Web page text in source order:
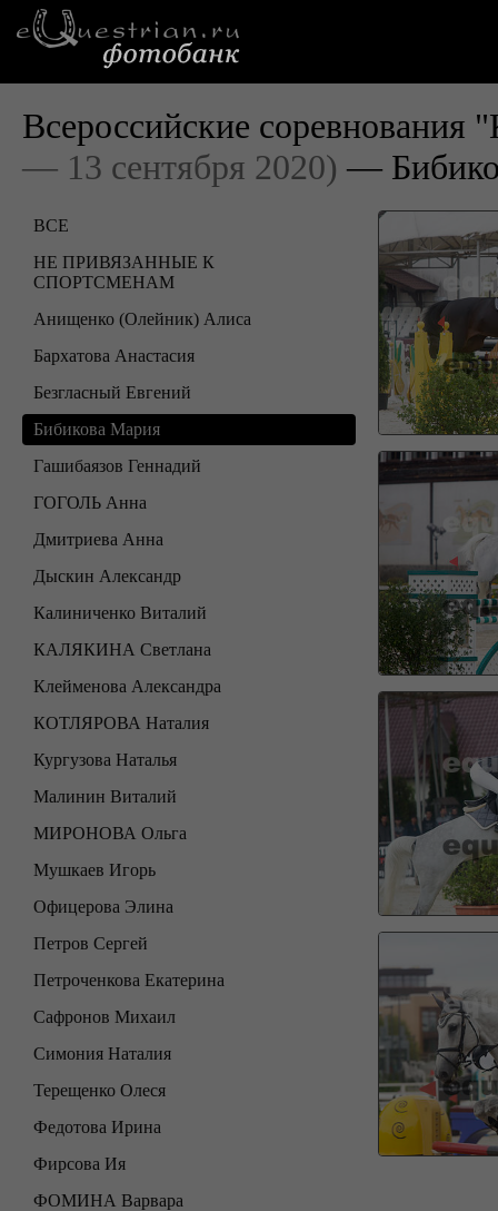
Всероссийские
— 13 сентября 2020) —
ВСЕ
НЕ ПРИВЯЗАННЫЕ К
СПОРТСМЕНАМ
Анищенко (Олейник) Алиса
Бархатова Анастасия
Безгласный Евгений
Бибикова Мария
Гашибаязов Геннадий
ГОГОЛЬ Анна
Дмитриева Анна
Дыскин Александр
Калиниченко Виталий
КАЛЯКИНА Светлана
Клейменова Александра
КОТЛЯРОВА Наталия
Кургузова Наталья
Малинин Виталий
МИРОНОВА Ольга
Мушкаев Игорь
Офицерова Элина
Петров Сергей
Петроченкова Екатерина
Сафронов Михаил
Симония Наталия
Терещенко Олеся
Федотова Ирина
Фирсова Ия
ФОМИНА Варвара